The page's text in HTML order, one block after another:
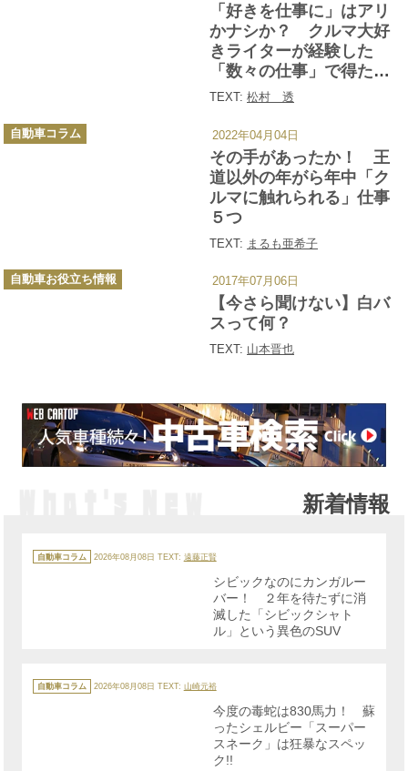
「好きを仕事に」はアリ
かナシか？ クルマ大好
きライターが経験した
「数々の仕事」で得た教
訓
TEXT: 松村 透
その手があったか！ 王
道以外の年がら年中「ク
ルマに触れられる」仕事
５つ
TEXT: まるも亜希子
カ
テ
自動車コラム 2022年04月04日
【今さら聞けない】白バ
スって何？
TEXT: 山本晋也
カ
テ
自動車お役立ち情報 2017年07月06日
新着情報
テ
ゴ
自動車コラム 2026年08月08日 TEXT: 遠藤正賢
シビックなのにカンガルー
バー！ ２年を待たずに消
滅した「シビックシャト
ル」という異色のSUV
カ
テ
ゴ
自動車コラム 2026年08月08日 TEXT: 山崎元裕
今度の毒蛇は830馬力！ 蘇
ったシェルビー「スーパー
スネーク」は狂暴なスペッ
ク!!